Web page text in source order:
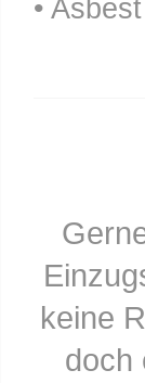
•
keine
doch